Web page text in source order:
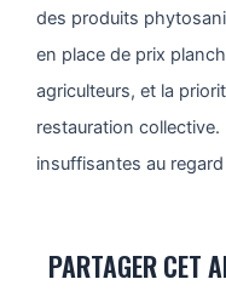
des produits
en place de prix
agriculteurs, et la
restauration collective.
insuffisantes au
PARTAGER CET